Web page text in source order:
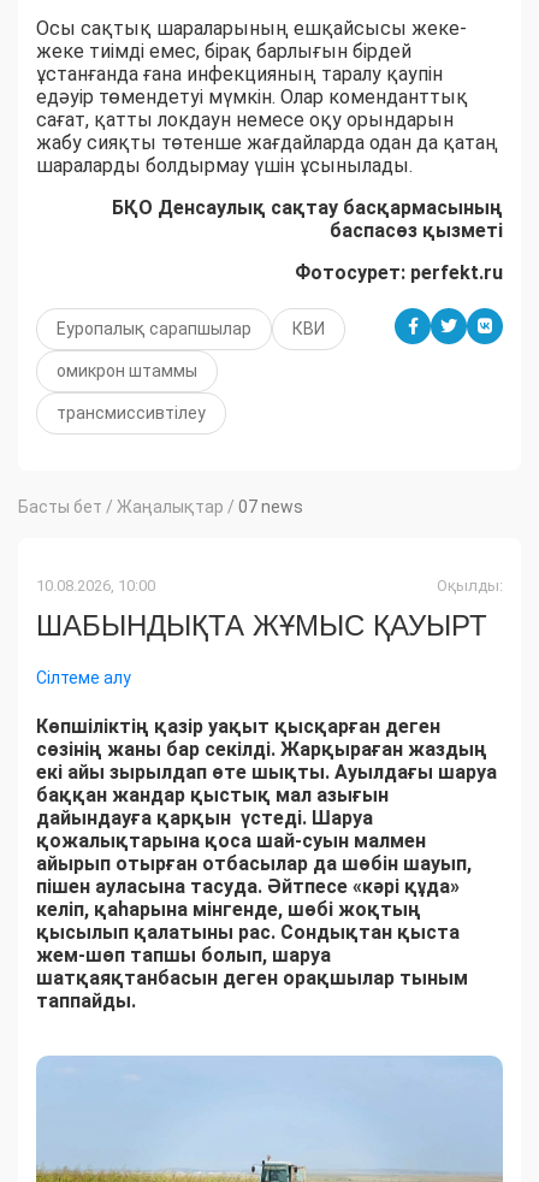
Осы сақтық шараларының ешқайсысы жеке-
жеке тиімді емес, бірақ барлығын бірдей
ұстанғанда ғана инфекцияның таралу қаупін
едәуір төмендетуі мүмкін. Олар коменданттық
сағат, қатты локдаун немесе оқу орындарын
жабу сияқты төтенше жағдайларда одан да қатаң
шараларды болдырмау үшін ұсынылады.
БҚО Денсаулық сақтау басқармасының
баспасөз қызметі
Фотосурет: perfekt.ru
Еуропалық сарапшылар КВИ
омикрон штаммы
трансмиссивтілеу
Басты бет / Жаңалықтар / 07 news
10.08.2026, 10:00 Оқылды:
ШАБЫНДЫҚТА ЖҰМЫС ҚАУЫРТ
Сілтеме алу
Көпшіліктің қазір уақыт қысқарған деген
сөзінің жаны бар секілді. Жарқыраған жаздың
екі айы зырылдап өте шықты. Ауылдағы шаруа
баққан жандар қыстық мал азығын
дайындауға қарқын үстеді. Шаруа
қожалықтарына қоса шай-суын малмен
айырып отырған отбасылар да шөбін шауып,
пішен ауласына тасуда. Әйтпесе «кәрі құда»
келіп, қаһарына мінгенде, шөбі жоқтың
қысылып қалатыны рас. Сондықтан қыста
жем-шөп тапшы болып, шаруа
шатқаяқтанбасын деген орақшылар тыным
таппайды.